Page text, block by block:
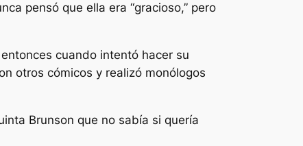
pensó que ella era “gracioso,” pero
cuando intentó hacer su
otros cómicos y realizó monólogos
Brunson que no sabía si quería